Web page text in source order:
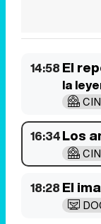
14:58 El
la
16:34Los
18:28 El